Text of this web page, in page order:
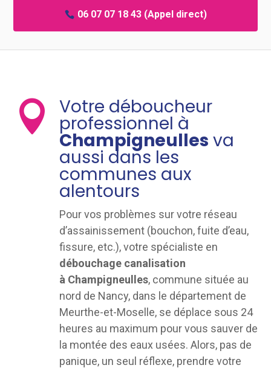
06 07 07 18 43(Appel direct)
 Votre déboucheur
professionnel à
Champigneulles va
aussi dans les
communes aux
alentours
Pour vos problèmes sur votre réseau
d’assainissement (bouchon, fuite d’eau,
fissure, etc.), votre spécialiste en
débouchage canalisation
à Champigneulles, commune située au
nord de Nancy, dans le département de
Meurthe-et-Moselle, se déplace sous 24
heures au maximum pour vous sauver de
la montée des eaux usées. Alors, pas de
panique, un seul réflexe, prendre votre